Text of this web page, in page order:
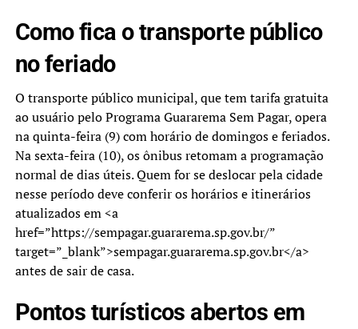
Como fica o transporte público
no feriado
O transporte público municipal, que tem tarifa gratuita
ao usuário pelo Programa Guararema Sem Pagar, opera
na quinta-feira (9) com horário de domingos e feriados.
Na sexta-feira (10), os ônibus retomam a programação
normal de dias úteis. Quem for se deslocar pela cidade
nesse período deve conferir os horários e itinerários
atualizados em <a
href=”https://sempagar.guararema.sp.gov.br/”
target=”_blank”>sempagar.guararema.sp.gov.br</a>
antes de sair de casa.
Pontos turísticos abertos em